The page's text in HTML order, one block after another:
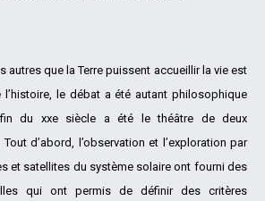
autres que la Terre puissent accueillir la vie est
l’histoire, le débat a été autant philosophique
du xxe siècle a été le théâtre de deux
d’abord, l’observation et l’exploration par
et satellites du système solaire ont fourni des
qui ont permis de définir des critères